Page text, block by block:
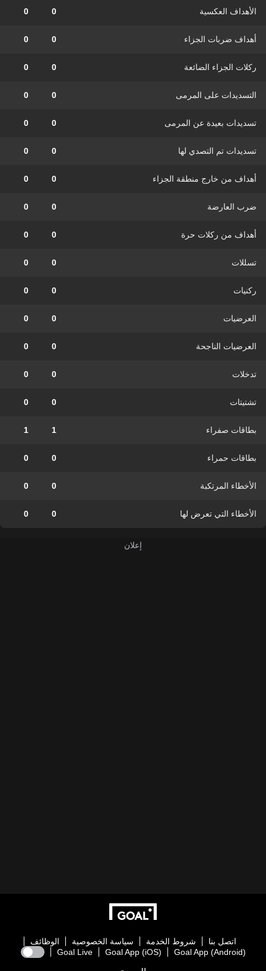
الأهداف العكسية 0
0
أهداف ضربات الجزاء 0
0
ركلات الجزاء الضائعة 0
0
التسديدات على المرمى 0
0
تسديدات بعيدة عن المرمى 0
0
تسديدات تم التصدي لها 0
0
أهداف من خارج منطقة الجزاء 0
0
ضرب العارضة 0
0
أهداف من ركلات حرة 0
0
تسللات 0
0
ركنيات 0
0
العرضيات 0
0
العرضيات الناجحة 0
0
تدخلات 0
0
تشتيتات 0
0
بطاقات صفراء 1
1
بطاقات حمراء 0
0
الأخطاء المرتكبة 0
0
الأخطاء التي تعرض لها 0
0
اتصل بنا شروط الخدمة سياسة الخصوصية
الوظائف
Goal App (Android)
Goal App (iOS)
Goal Live